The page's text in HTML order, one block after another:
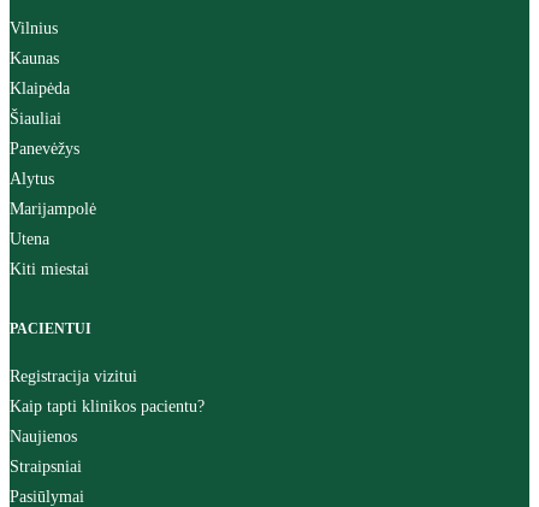
Vilnius
Kaunas
Klaipėda
Šiauliai
Panevėžys
Alytus
Marijampolė
Utena
Kiti miestai
PACIENTUI
Registracija vizitui
Kaip tapti klinikos pacientu?
Naujienos
Straipsniai
Pasiūlymai